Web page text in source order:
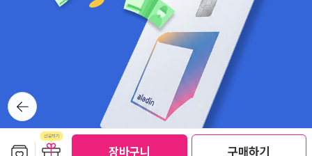
장바구니 구매하기
뒤로가
기